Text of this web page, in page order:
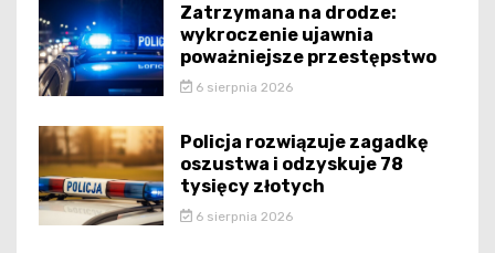
Zatrzymana na drodze:
wykroczenie ujawnia
poważniejsze przestępstwo
6 sierpnia 2026
Policja rozwiązuje zagadkę
oszustwa i odzyskuje 78
tysięcy złotych
6 sierpnia 2026